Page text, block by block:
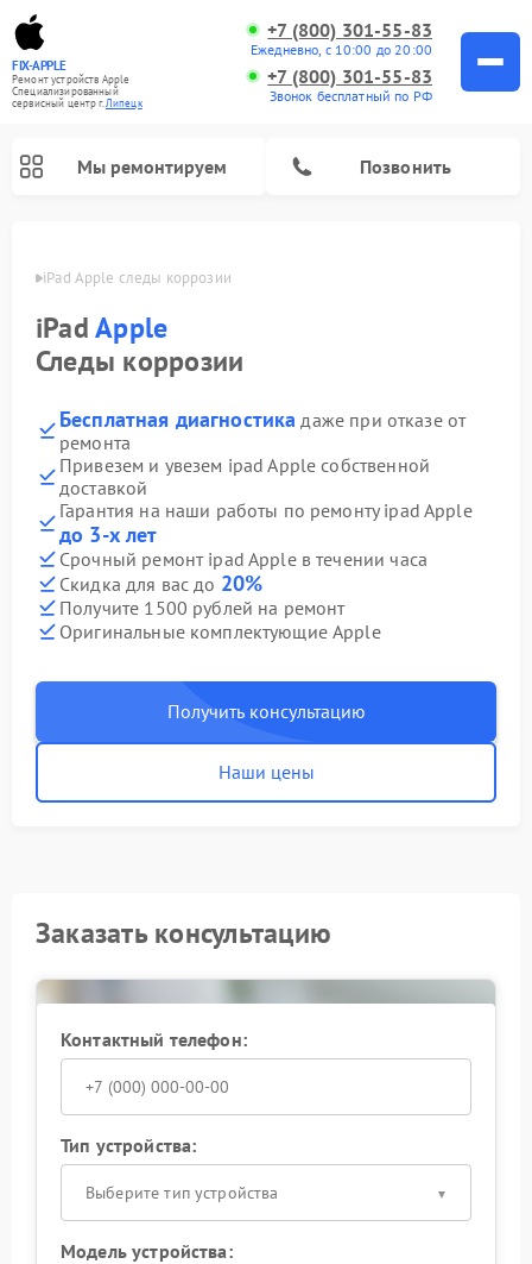
FIX-APPLE
Ремонт устройств Apple
Специализированный
cервисный центр г.Липецк
+7 (800) 301-55-83
Ежедневно, с 10:00 до 20:00
+7 (800) 301-55-83
Звонок бесплатный по РФ
Мы ремонтируем Позвонить
iPad Apple следы коррозии
iPadApple
Следы коррозии
Бесплатная диагностика даже при отказе от
ремонта
Привезем и увезем ipad Apple собственной
доставкой
Гарантия на наши работы по ремонту ipad Apple
до 3-х лет
Срочный ремонт ipad Apple в течении часа
Скидка для вас до 20%
Получите 1500 рублей на ремонт
Оригинальные комплектующие Apple
Получить консультацию
Наши цены
Заказать консультацию
Контактный телефон:
Тип устройства:
Выберите тип устройства
Модель устройства: